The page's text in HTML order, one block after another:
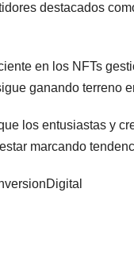
destacados
en los NFTs
ganando terreno
los entusiastas y
marcando